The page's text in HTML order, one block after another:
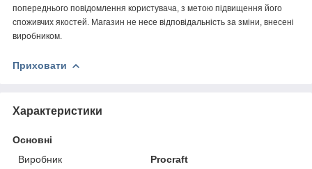
попереднього повідомлення користувача, з метою підвищення його
споживчих якостей. Магазин не несе відповідальність за зміни, внесені
виробником.
Приховати
Характеристики
Основні
Виробник
Procraft